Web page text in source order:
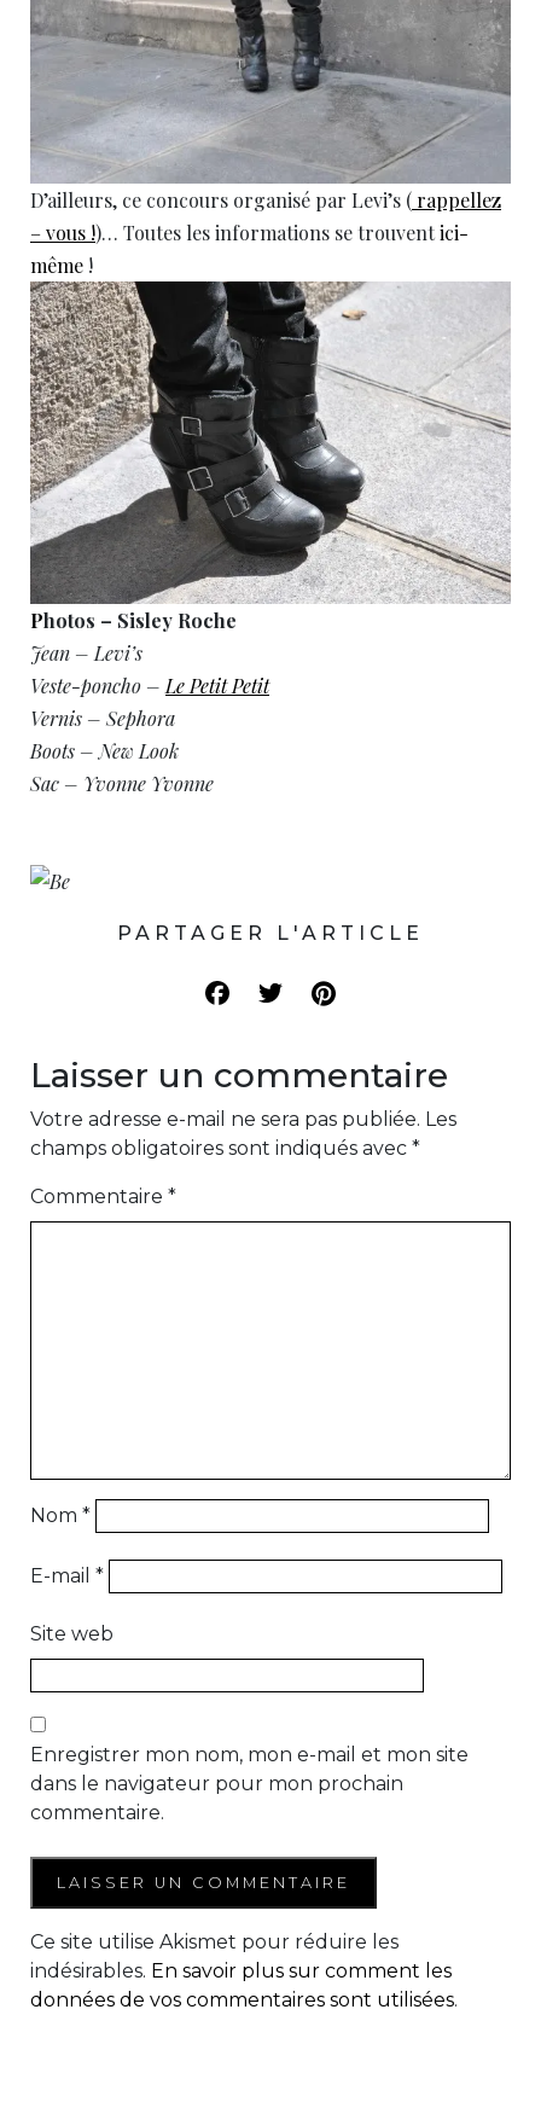
D’ailleurs, ce concours organisé par Levi’s ( rappellez
– vous !)… Toutes les informations se trouventici-
même !
Photos – Sisley Roche
Jean – Levi’s
Veste-poncho – Le Petit Petit
Vernis – Sephora
Boots – New Look
Sac – Yvonne Yvonne
PARTAGER L'ARTICLE
Laisser un commentaire
Votre adresse e-mail ne sera pas publiée. Les
champs obligatoires sont indiqués avec *
Commentaire *
Nom *
E-mail *
Site web
Enregistrer mon nom, mon e-mail et mon site
dans le navigateur pour mon prochain
commentaire.
Ce site utilise Akismet pour réduire les
indésirables. En savoir plus sur comment les
données de vos commentaires sont utilisées.